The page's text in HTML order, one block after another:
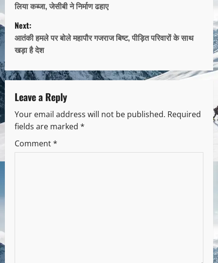
लिया कब्जा, जेसीबी ने निर्माण ढहाए
Next:
आतंकी हमले पर बोले महापौर गजराज बिष्ट, पीड़ित परिवारों के साथ
खड़ा है देश
Leave a Reply
Your email address will not be published. Required
fields are marked *
Comment*